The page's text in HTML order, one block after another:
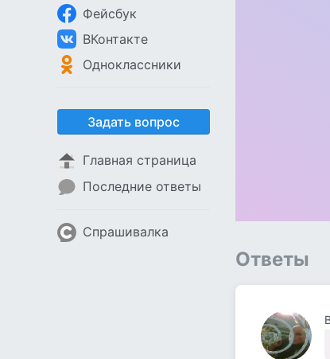
Фейсбук
ВКонтакте
Одноклассники
Задать вопрос
Главная страница
Последние ответы
Спрашивалка
Ответы